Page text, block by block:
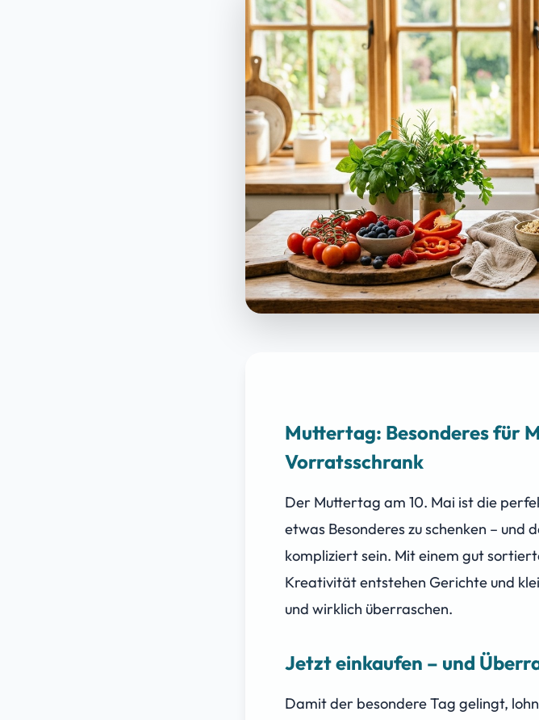
Muttertag: Besonderes für
Vorratsschrank
Der Muttertag am 10. Mai ist die
etwas Besonderes zu schenken – und
kompliziert sein. Mit einem gut
Kreativität entstehen Gerichte und
und wirklich überraschen.
Jetzt einkaufen – und
Damit der besondere Tag gelingt,